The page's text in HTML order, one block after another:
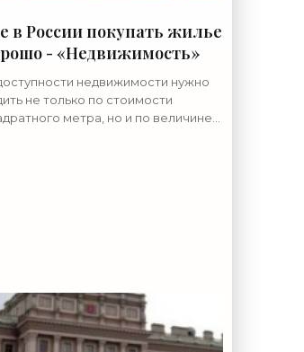
в России покупать жилье
- «Недвижимость»
недвижимости нужно
не только по стоимости
метра, но и по величине